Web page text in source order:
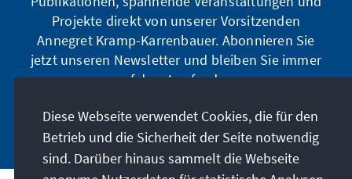
Projekte direkt von unserer Vorsitzenden
Annegret Kramp-Karrenbauer. Abonnieren Sie
jetzt unseren Newsletter und bleiben Sie immer
auf dem Laufenden.
Jetzt abonnieren
Diese Webseite verwendet Cookies, die für den
Betrieb und die Sicherheit der Seite notwendig
sind. Darüber hinaus sammelt die Webseite